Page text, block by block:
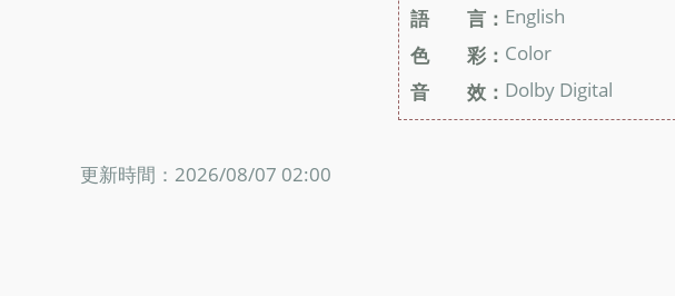
語 言： English
色 彩： Color
音 效： Dolby Digital
更新時間：2026/08/07 02:00